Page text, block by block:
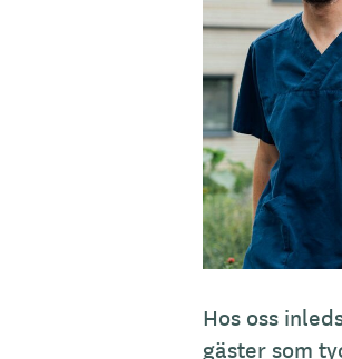
Hos oss
gäster som